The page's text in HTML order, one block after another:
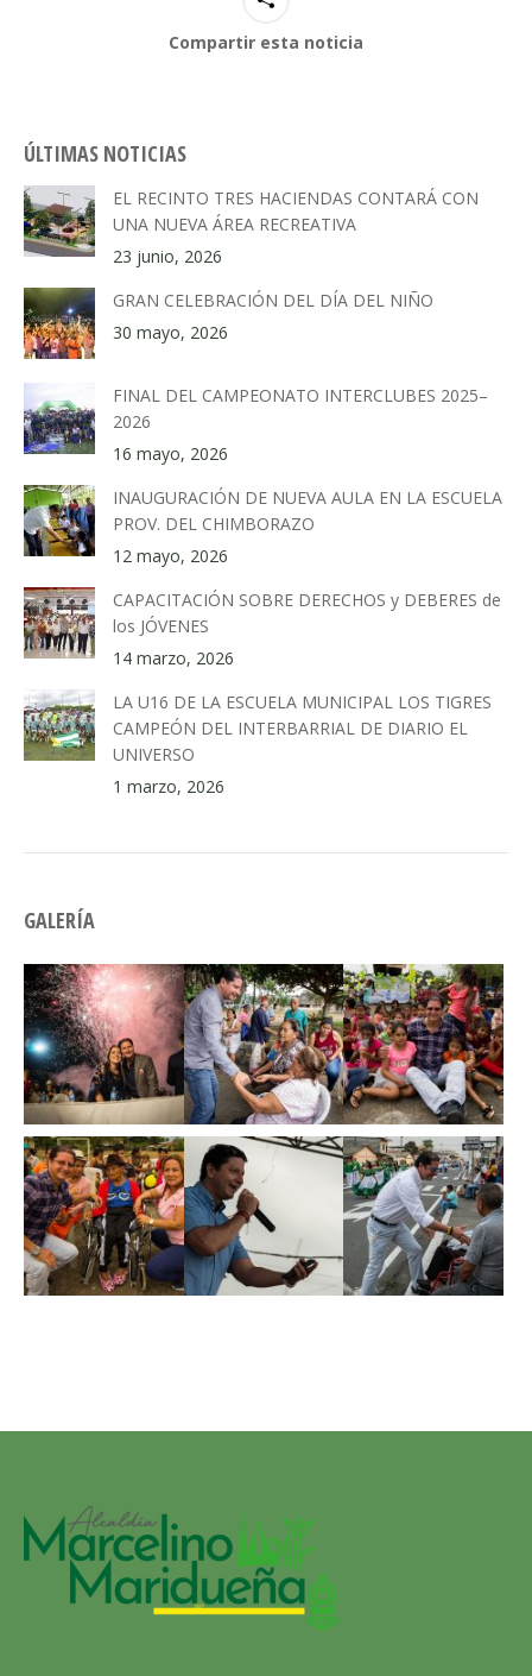
Compartir esta noticia
ÚLTIMAS NOTICIAS
EL RECINTO TRES HACIENDAS CONTARÁ CON
UNA NUEVA ÁREA RECREATIVA
23 junio, 2026
GRAN CELEBRACIÓN DEL DÍA DEL NIÑO
30 mayo, 2026
FINAL DEL CAMPEONATO INTERCLUBES 2025–
2026
16 mayo, 2026
INAUGURACIÓN DE NUEVA AULA EN LA ESCUELA
PROV. DEL CHIMBORAZO
12 mayo, 2026
CAPACITACIÓN SOBRE DERECHOS y DEBERES de
los JÓVENES
14 marzo, 2026
LA U16 DE LA ESCUELA MUNICIPAL LOS TIGRES
CAMPEÓN DEL INTERBARRIAL DE DIARIO EL
UNIVERSO
1 marzo, 2026
GALERÍA